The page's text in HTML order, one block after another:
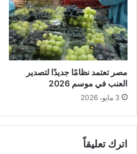
مصر تعتمد نظامًا جديدًا لتصدير
العنب في موسم 2026
3 مايو، 2026
اترك تعليقاً